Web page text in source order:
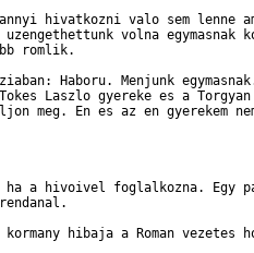
hivatkozni valo sem lenne
volna egymasnak
romlik.
Haboru. Menjunk
Laszlo gyereke es a
meg. En es az en gyerekem
ha a hivoivel foglalkozna. Egy
hibaja a Roman vezetes